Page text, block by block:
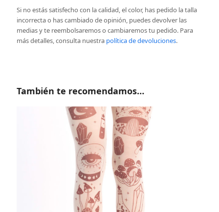
Si no estás satisfecho con la calidad, el color, has pedido la talla
incorrecta o has cambiado de opinión, puedes devolver las
medias y te reembolsaremos o cambiaremos tu pedido. Para
más detalles, consulta nuestra política de devoluciones.
También te recomendamos…